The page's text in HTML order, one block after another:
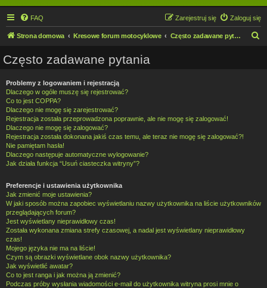
FAQ Zaloguj się
Zarejestruj się
Strona domowa Kresowe forum motocyklowe Często zadawane pytania
Często zadawane pytania
Problemy z logowaniem i rejestracją
Dlaczego w ogóle muszę się rejestrować?
Co to jest COPPA?
Dlaczego nie mogę się zarejestrować?
Rejestracja została przeprowadzona poprawnie, ale nie mogę się zalogować!
Dlaczego nie mogę się zalogować?
Rejestracja została dokonana jakiś czas temu, ale teraz nie mogę się zalogować?!
Nie pamiętam hasła!
Dlaczego następuje automatyczne wylogowanie?
Jak działa funkcja “Usuń ciasteczka witryny”?
Preferencje i ustawienia użytkownika
Jak zmienić moje ustawienia?
W jaki sposób można zapobiec wyświetlaniu nazwy użytkownika na liście użytkowników
przeglądających forum?
Jest wyświetlany nieprawidłowy czas!
Została wykonana zmiana strefy czasowej, a nadal jest wyświetlany nieprawidłowy
czas!
Mojego języka nie ma na liście!
Czym są obrazki wyświetlane obok nazwy użytkownika?
Jak wyświetlić awatar?
Co to jest ranga i jak można ją zmienić?
Podczas próby wysłania wiadomości e-mail do użytkownika witryna prosi mnie o